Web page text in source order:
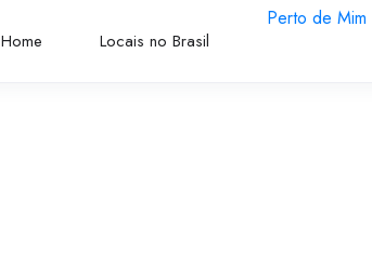
Home Locais no Brasil
Perto de Mim